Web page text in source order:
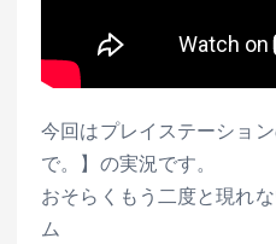
今回はプレイステーショ
で。】の実況です。
おそらくもう二度と現れ
ム